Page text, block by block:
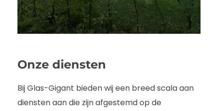
Onze diensten
Bij Glas-Gigant bieden wij een breed scala aan
diensten aan die zijn afgestemd op de